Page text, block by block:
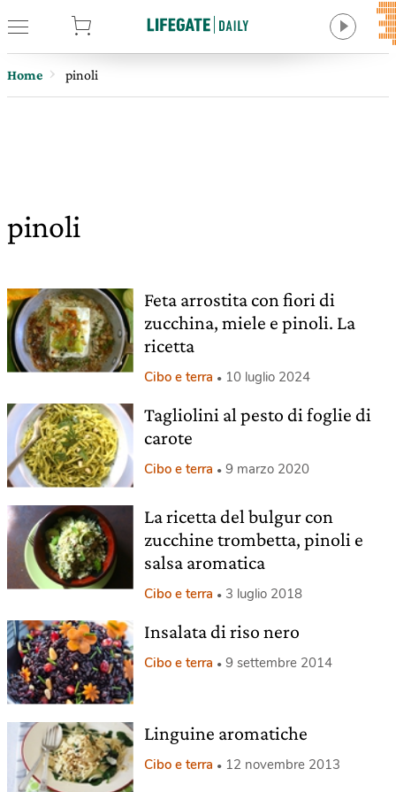
Home pinoli
pinoli
Feta arrostita con fiori di
zucchina, miele e pinoli. La
ricetta
Cibo e terra 10 luglio 2024
Tagliolini al pesto di foglie di
carote
Cibo e terra 9 marzo 2020
La ricetta del bulgur con
zucchine trombetta, pinoli e
salsa aromatica
Cibo e terra 3 luglio 2018
Insalata di riso nero
Cibo e terra 9 settembre 2014
Linguine aromatiche
Cibo e terra 12 novembre 2013